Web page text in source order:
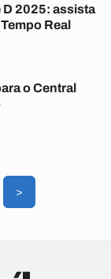
D 2025: assista
Real
o Central
>